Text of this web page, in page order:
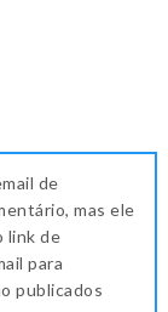
de
mas ele
link de
para
publicados